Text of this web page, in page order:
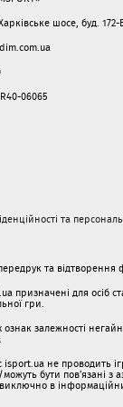
шосе, буд.
06065
та
та відтворення
призначені для осіб
гри.
залежності
не проводить
можуть бути пов’язані
в